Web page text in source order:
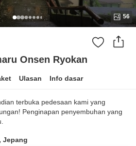
56
Onsen Ryokan
Ulasan Info dasar
terbuka pedesaan kami yang
Penginapan penyembuhan yang
Jepang